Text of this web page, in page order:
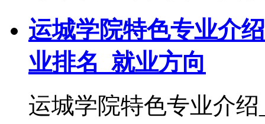
运城学院特色专业介
业排名_就业方向
运城学院特色专业介